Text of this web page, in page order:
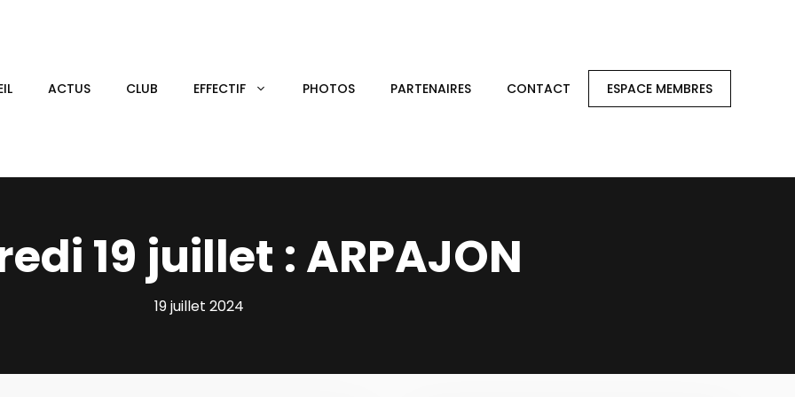
ACTUS CLUB EFFECTIF PHOTOS PARTENAIRES CONTACT ESPACE MEMBRES
19 juillet : ARPAJON
19 juillet 2024